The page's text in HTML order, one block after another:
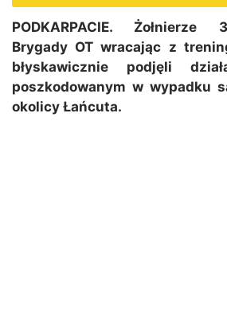
PODKARPACIE. Żołnierze
Brygady OT wracając z
błyskawicznie podjęli
poszkodowanym w wypadku
okolicy Łańcuta.